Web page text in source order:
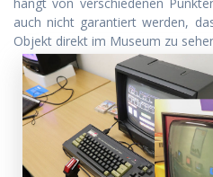
auch nicht garantiert werden,
Objekt direkt im Museum zu